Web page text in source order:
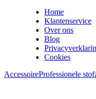
Home
Klantenservice
Over ons
Blog
Cookies
AccessoireProfessionele